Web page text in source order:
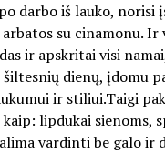
darbo iš lauko,
su cinamonu. Ir
ir apskritai visi
dienų, įdomu
ir stiliui.Taigi
lipdukai sienoms,
vardinti be galo ir